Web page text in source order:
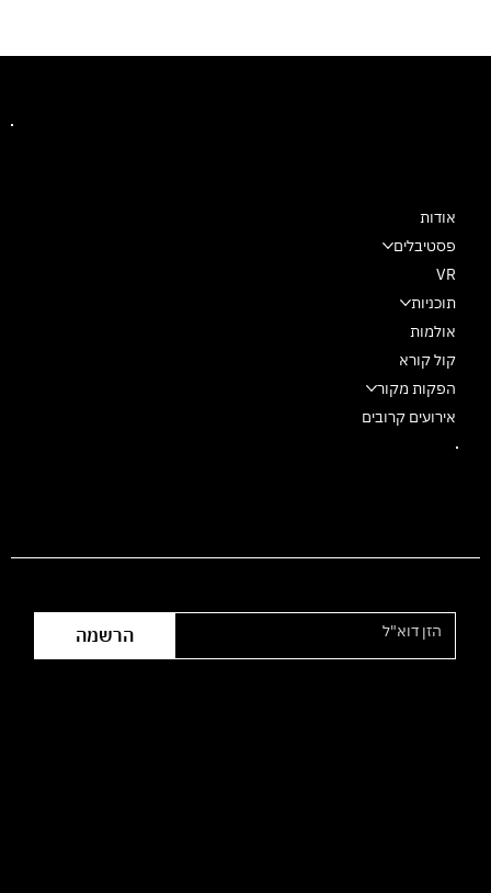
הרשמה
אודות
פסטיבלים
VR
תוכניות
אולמות
קול קורא
הפקות מקור
אירועים קרובים